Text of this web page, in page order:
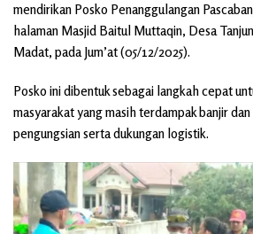
mendirikan Posko Penanggulangan
halaman Masjid Baitul Muttaqin, Desa
Madat, pada Jum’at (05/12/2025).
Posko ini dibentuk sebagai langkah cepat
masyarakat yang masih terdampak banjir
pengungsian serta dukungan logistik.